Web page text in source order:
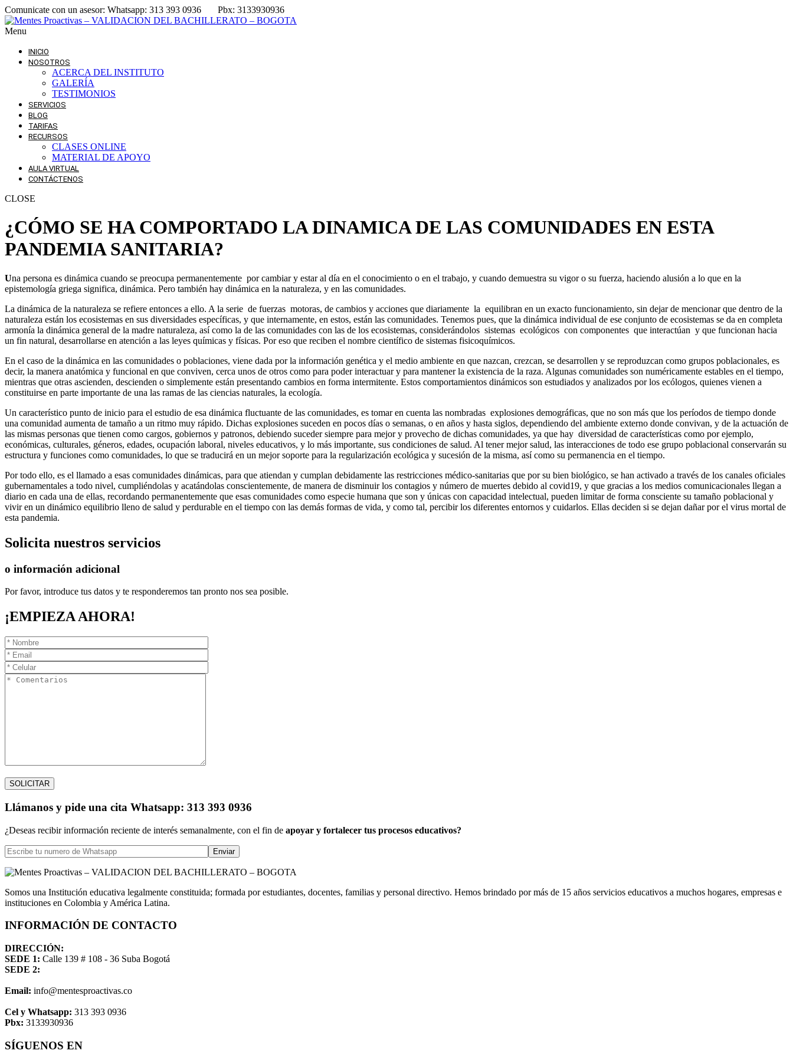
Comunicate con un asesor: Whatsapp: 313 393 0936 Pbx: 3133930936
Menu
INICIO
NOSOTROS
ACERCA DEL INSTITUTO
GALERÍA
TESTIMONIOS
SERVICIOS
BLOG
TARIFAS
RECURSOS
CLASES ONLINE
MATERIAL DE APOYO
AULA VIRTUAL
CONTÁCTENOS
CLOSE
¿CÓMO SE HA COMPORTADO LA DINAMICA DE LAS COMUNIDADES EN ESTA
PANDEMIA SANITARIA?
Una persona es dinámica cuando se preocupa permanentemente por cambiar y estar al día en el conocimiento o en el trabajo, y cuando demuestra su vigor o su fuerza, haciendo alusión a lo que en la
epistemología griega significa, dinámica. Pero también hay dinámica en la naturaleza, y en las comunidades.
La dinámica de la naturaleza se refiere entonces a ello. A la serie de fuerzas motoras, de cambios y acciones que diariamente la equilibran en un exacto funcionamiento, sin dejar de mencionar que dentro de la
naturaleza están los ecosistemas en sus diversidades específicas, y que internamente, en estos, están las comunidades. Tenemos pues, que la dinámica individual de ese conjunto de ecosistemas se da en completa
armonía la dinámica general de la madre naturaleza, así como la de las comunidades con las de los ecosistemas, considerándolos sistemas ecológicos con componentes que interactúan y que funcionan hacia
un fin natural, desarrollarse en atención a las leyes químicas y físicas. Por eso que reciben el nombre científico de sistemas fisicoquímicos.
En el caso de la dinámica en las comunidades o poblaciones, viene dada por la información genética y el medio ambiente en que nazcan, crezcan, se desarrollen y se reproduzcan como grupos poblacionales, es
decir, la manera anatómica y funcional en que conviven, cerca unos de otros como para poder interactuar y para mantener la existencia de la raza. Algunas comunidades son numéricamente estables en el tiempo,
mientras que otras ascienden, descienden o simplemente están presentando cambios en forma intermitente. Estos comportamientos dinámicos son estudiados y analizados por los ecólogos, quienes vienen a
constituirse en parte importante de una las ramas de las ciencias naturales, la ecología.
Un característico punto de inicio para el estudio de esa dinámica fluctuante de las comunidades, es tomar en cuenta las nombradas explosiones demográficas, que no son más que los períodos de tiempo donde
una comunidad aumenta de tamaño a un ritmo muy rápido. Dichas explosiones suceden en pocos días o semanas, o en años y hasta siglos, dependiendo del ambiente externo donde convivan, y de la actuación de
las mismas personas que tienen como cargos, gobiernos y patronos, debiendo suceder siempre para mejor y provecho de dichas comunidades, ya que hay diversidad de características como por ejemplo,
económicas, culturales, géneros, edades, ocupación laboral, niveles educativos, y lo más importante, sus condiciones de salud. Al tener mejor salud, las interacciones de todo ese grupo poblacional conservarán su
estructura y funciones como comunidades, lo que se traducirá en un mejor soporte para la regularización ecológica y sucesión de la misma, así como su permanencia en el tiempo.
Por todo ello, es el llamado a esas comunidades dinámicas, para que atiendan y cumplan debidamente las restricciones médico-sanitarias que por su bien biológico, se han activado a través de los canales oficiales
gubernamentales a todo nivel, cumpliéndolas y acatándolas conscientemente, de manera de disminuir los contagios y número de muertes debido al covid19, y que gracias a los medios comunicacionales llegan a
diario en cada una de ellas, recordando permanentemente que esas comunidades como especie humana que son y únicas con capacidad intelectual, pueden limitar de forma consciente su tamaño poblacional y
vivir en un dinámico equilibrio lleno de salud y perdurable en el tiempo con las demás formas de vida, y como tal, percibir los diferentes entornos y cuidarlos. Ellas deciden si se dejan dañar por el virus mortal de
esta pandemia.
Solicita nuestros servicios
o información adicional
Por favor, introduce tus datos y te responderemos tan pronto nos sea posible.
¡EMPIEZA AHORA!
Llámanos y pide una cita Whatsapp: 313 393 0936
¿Deseas recibir información reciente de interés semanalmente, con el fin de apoyar y fortalecer tus procesos educativos?
Somos una Institución educativa legalmente constituida; formada por estudiantes, docentes, familias y personal directivo. Hemos brindado por más de 15 años servicios educativos a muchos hogares, empresas e
instituciones en Colombia y América Latina.
INFORMACIÓN DE CONTACTO
DIRECCIÓN:
SEDE 1: Calle 139 # 108 - 36 Suba Bogotá
SEDE 2:
Email: info@mentesproactivas.co
Cel y Whatsapp: 313 393 0936
Pbx: 3133930936
SÍGUENOS EN